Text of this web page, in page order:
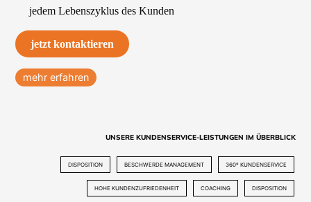
jedem Lebenszyklus des Kunden
jetzt kontaktieren
mehr erfahren
UNSERE KUNDENSERVICE-LEISTUNGEN IM ÜBERBLICK
DISPOSITION BESCHWERDE MANAGEMENT 360º KUNDENSERVICE
HOHE KUNDENZUFRIEDENHEIT COACHING DISPOSITION